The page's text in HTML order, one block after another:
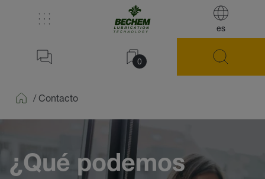
es
0
/ Contacto
¿Qué podemos